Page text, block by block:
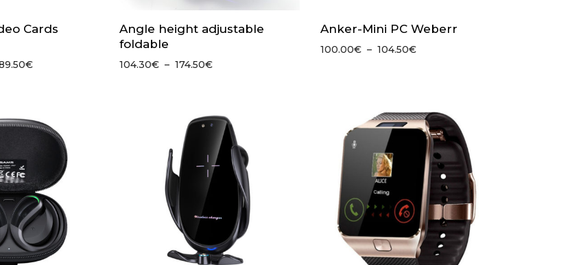
Cards
€Plage
à
3,389.50€
Angle height adjustable
foldable
104.30€ – 174.50€Plage
à
174.50€
Anker-Mini PC Weberr
100.00€ – 104.50€Plage
104.50€